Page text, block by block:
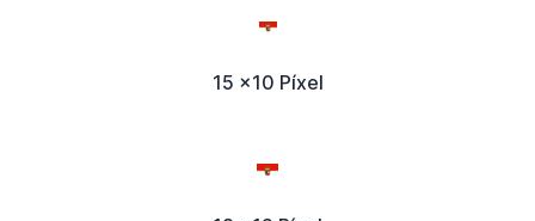
15 x10 Píxel